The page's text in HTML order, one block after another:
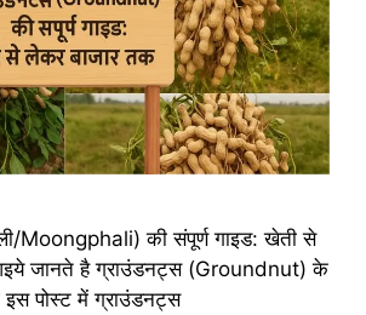
Moongphali) की संपूर्ण गाइड: खेती से
जानते है ग्राउंडनट्स (Groundnut) के
इस पोस्ट में ग्राउंडनट्स